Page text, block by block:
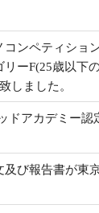
コンペティショ
ーF(25歳以下
しました。
ドアカデミー認
及び報告書が東